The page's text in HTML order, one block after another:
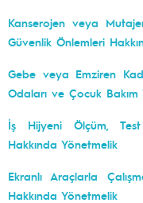
Kanserojen veya
Güvenlik Önlemleri
Gebe veya Emziren
Odaları ve Çocuk
İş Hijyeni Ölçüm,
Hakkında Yönetmelik
Ekranlı Araçlarla
Hakkında Yönetmelik